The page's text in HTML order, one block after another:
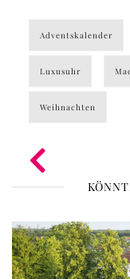
Adventskalender
Luxusuhr
Weihnachten